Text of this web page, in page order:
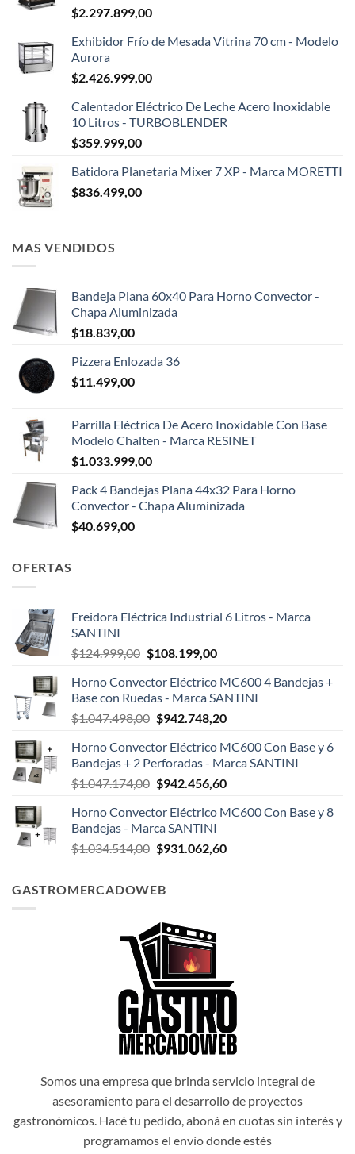
$2.297.899,00
Exhibidor Frío de Mesada Vitrina 70 cm - Modelo
Aurora
$2.426.999,00
Calentador Eléctrico De Leche Acero Inoxidable
10 Litros - TURBOBLENDER
$359.999,00
Batidora Planetaria Mixer 7 XP - Marca MORETTI
$836.499,00
MAS VENDIDOS
Bandeja Plana 60x40 Para Horno Convector -
Chapa Aluminizada
$18.839,00
Pizzera Enlozada 36
$11.499,00
Parrilla Eléctrica De Acero Inoxidable Con Base
Modelo Chalten - Marca RESINET
$1.033.999,00
Pack 4 Bandejas Plana 44x32 Para Horno
Convector - Chapa Aluminizada
$40.699,00
OFERTAS
Freidora Eléctrica Industrial 6 Litros - Marca
SANTINI
$124.999,00 El
original
era:
$124.999,00.
$108.199,00El
actual
es:
$108.199,00.
Horno Convector Eléctrico MC600 4 Bandejas +
Base con Ruedas - Marca SANTINI
$1.047.498,00 El
original
era:
$1.047.498,00.
$942.748,20El
actual
es:
$942.748,20.
Horno Convector Eléctrico MC600 Con Base y 6
Bandejas + 2 Perforadas - Marca SANTINI
$1.047.174,00 El
original
era:
$1.047.174,00.
$942.456,60El
actual
$942.456,60.
Horno Convector Eléctrico MC600 Con Base y 8
Bandejas - Marca SANTINI
$1.034.514,00 El
era:
$931.062,60El
GASTROMERCADOWEB
Somos una empresa que brinda servicio integral de
asesoramiento para el desarrollo de proyectos
gastronómicos. Hacé tu pedido, aboná en cuotas sin interés y
programamos el envío donde estés